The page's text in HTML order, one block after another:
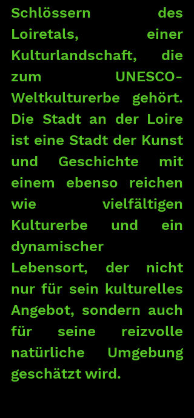
Schlössern des
Loiretals, einer
Kulturlandschaft, die
zum UNESCO-
Weltkulturerbe gehört.
Die Stadt an der Loire
ist eine Stadt der Kunst
und Geschichte mit
einem ebenso reichen
wie vielfältigen
Kulturerbe und ein
dynamischer
Lebensort, der nicht
nur für sein kulturelles
Angebot, sondern auch
für seine reizvolle
natürliche Umgebung
geschätzt wird.